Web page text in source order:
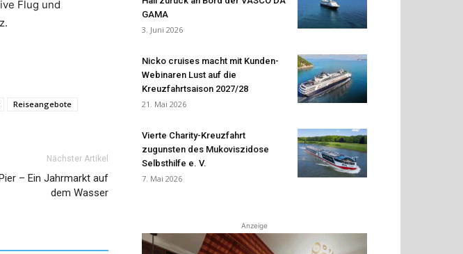
Flug und
Reiseangebote
Nächster Artikel
– Ein Jahrmarkt auf
dem Wasser
GAMA
3. Juni 2026
Nicko cruises macht mit Kunden-
Webinaren Lust auf die
Kreuzfahrtsaison 2027/28
21. Mai 2026
Vierte Charity-Kreuzfahrt
zugunsten des Mukoviszidose
Selbsthilfe e. V.
7. Mai 2026
Anzeige